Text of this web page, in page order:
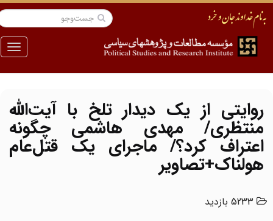
منو
روایتی از یک دیدار تلخ با آیت‌الله
منتظری/ مهدی هاشمی چگونه
اعتراف کرد؟/ ماجرای یک قتل‌عام
هولناک+تصاویر
5233 بازدید